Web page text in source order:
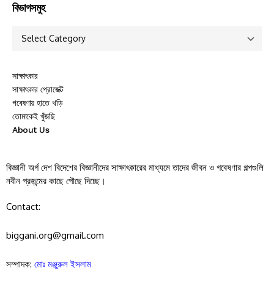
বিভাগসমুহ
সাক্ষাৎকার
সাক্ষাৎকার প্রোজেক্ট
গবেষণায় হাতে খড়ি
তোমাকেই খুঁজছি
About Us
বিজ্ঞানী অর্গ দেশ বিদেশের বিজ্ঞানীদের সাক্ষাৎকারের মাধ্যমে তাদের জীবন ও গবেষণার গল্পগুলি
নবীন প্রজন্মের কাছে পৌছে দিচ্ছে।
Contact:
biggani.org@gmail.com
সম্পাদক: মোঃ মঞ্জুরুল ইসলাম